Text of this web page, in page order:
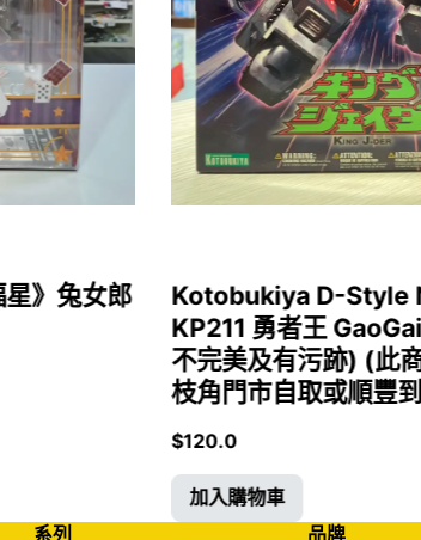
》兔女郎
Kotobukiya D-Style
KP211 勇者王
不完美及有污跡) (此
枝角門市自取或順豐
$120.0
加入購物車
系列 品牌